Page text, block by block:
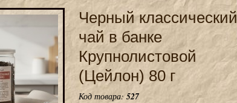
Черный классический
чай в банке
Крупнолистовой
(Цейлон) 80 г
Код товара:527